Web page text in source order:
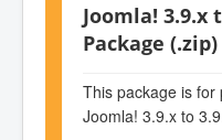
Joomla! 3.9.x
Package (.zip)
This package is
Joomla! 3.9.x to